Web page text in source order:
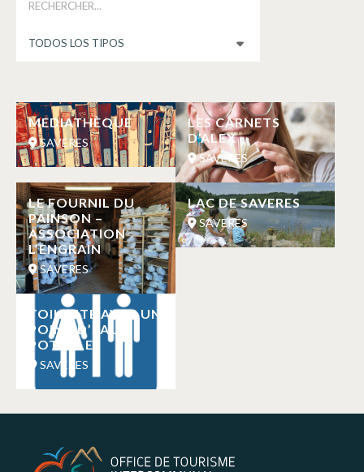
MEDIATHÈQUE
SAVERES
LES CARNETS
D’ALEX
SAVERES
LE FOURNIL DU
PAINSON –
ASSOCIATION
L’ENGRAIN
SAVERES
LAC DE SAVERES
SAVERES
TOILETTE AVEC UN
POINT D’EAU
POTABLE
SAVERES